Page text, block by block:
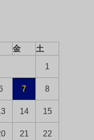
金 土
1
7 8
14 15
21 22